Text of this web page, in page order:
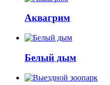
Аквагрим
Белый дым